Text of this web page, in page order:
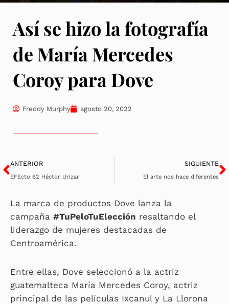
Así se hizo la fotografía
de María Mercedes
Coroy para Dove
Freddy Murphy agosto 20, 2022
Ant
ANTERIOR
EFEcto 62 Héctor Urizar
SIGUIENTE
El arte nos hace diferentes
La marca de productos Dove lanza la
campaña #TuPeloTuElección resaltando el
liderazgo de mujeres destacadas de
Centroamérica.
Entre ellas, Dove seleccionó a la actriz
guatemalteca María Mercedes Coroy, actriz
principal de las películas Ixcanul y La Llorona